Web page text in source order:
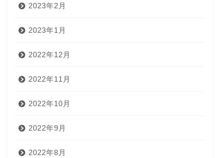
2023年2月
2023年1月
2022年12月
2022年11月
2022年10月
2022年9月
2022年8月